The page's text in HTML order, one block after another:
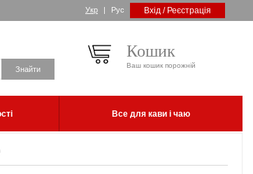
Укр | Рус Вхід / Реєстрація
Кошик
Ваш кошик порожній
Все для кави і чаю